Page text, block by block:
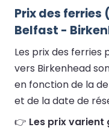
Prix des ferries
Belfast -
Les prix des ferries
vers Birkenhead
en fonction de la
et de la date de
👉 Les prix